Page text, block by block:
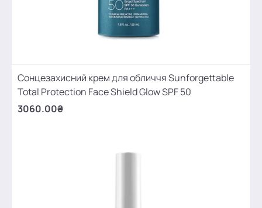
Сонцезахисний крем для обличчя Sunforgettable
Total Protection Face Shield Glow SPF 50
3060.00₴